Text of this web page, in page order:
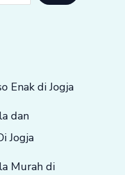
Enak di Jogja
dan
Jogja
Murah di